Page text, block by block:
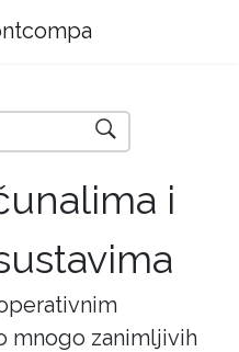
i
mnogo zanimljivih